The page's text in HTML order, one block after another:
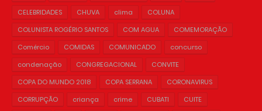
CELEBRIDADES
CHUVA clima
COLUNA
COLUNISTA ROGÉRIO SANTOS
COM AGUA
COMEMORAÇÃO
Comércio
COMIDAS COMUNICADO
concurso
condenação
CONGREGACIONAL
CONVITE
COPA DO MUNDO 2018
COPA SERRANA
CORONAVIRUS
CORRUPÇÃO
criança crime CUBATI
CUITE